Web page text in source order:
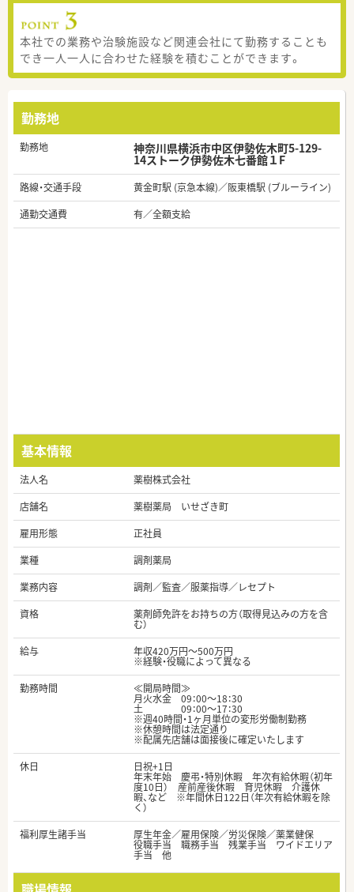
本社での業務や治験施設など関連会社にて勤務することも
でき一人一人に合わせた経験を積むことができます。
勤務地
勤務地 神奈川県横浜市中区伊勢佐木町5-129-
14ストーク伊勢佐木七番館１F
路線・交通手段
黄金町駅 (京急本線)／阪東橋駅 (ブルーライン)
通勤交通費
有／全額支給
基本情報
法人名
薬樹株式会社
店舗名
薬樹薬局 いせざき町
雇用形態
正社員
業種
調剤薬局
業務内容
調剤／監査／服薬指導／レセプト
資格
薬剤師免許をお持ちの方（取得見込みの方を含
む）
給与
年収420万円～500万円
※経験・役職によって異なる
勤務時間
≪開局時間≫
月火水金 09：00～18：30
土 09：00～17：30
※週40時間・1ヶ月単位の変形労働制勤務
※休憩時間は法定通り
※配属先店舗は面接後に確定いたします
休日
日祝+1日
年末年始 慶弔・特別休暇 年次有給休暇（初年
度10日） 産前産後休暇 育児休暇 介護休
暇、など ※年間休日122日（年次有給休暇を除
く）
福利厚生諸手当
厚生年金／雇用保険／労災保険／薬業健保
役職手当 職務手当 残業手当 ワイドエリア
手当 他